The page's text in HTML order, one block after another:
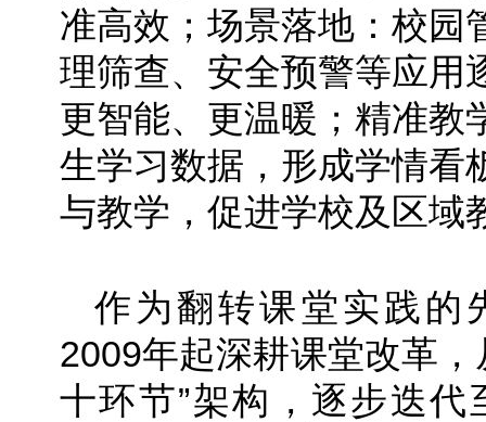
准高效；场景落地：校园
理筛查、安全预警等应用
更智能、更温暖；精准教
生学习数据，形成学情看
与教学，促进学校及区域
作为翻转课堂实践的
2009年起深耕课堂改革
十环节”架构，逐步迭